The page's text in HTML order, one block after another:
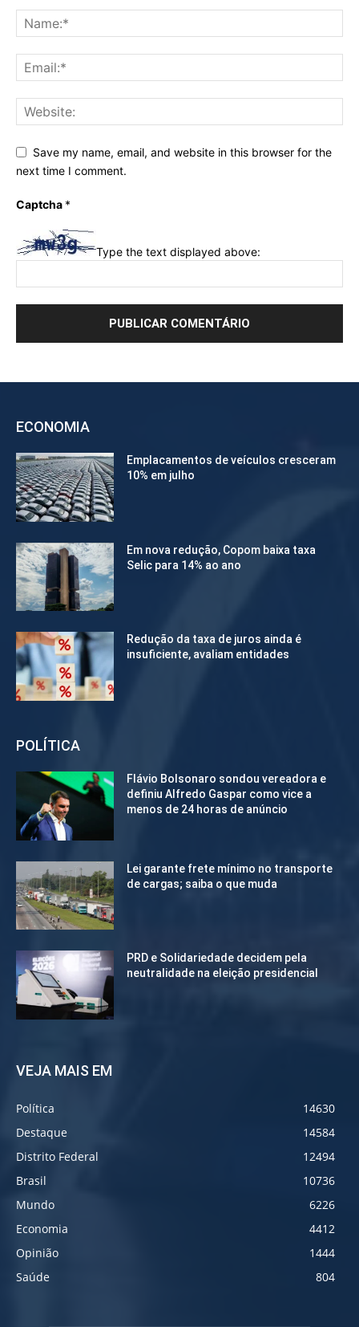
Save my name, email, and website in this browser for the
next time I comment.
Captcha *
Type the text displayed above:
ECONOMIA
Emplacamentos de veículos cresceram
10% em julho
Em nova redução, Copom baixa taxa
Selic para 14% ao ano
Redução da taxa de juros ainda é
insuficiente, avaliam entidades
POLÍTICA
Flávio Bolsonaro sondou vereadora e
definiu Alfredo Gaspar como vice a
menos de 24 horas de anúncio
Lei garante frete mínimo no transporte
de cargas; saiba o que muda
PRD e Solidariedade decidem pela
neutralidade na eleição presidencial
VEJA MAIS EM
Política
14630
Destaque
14584
Distrito Federal
12494
Brasil
10736
Mundo
6226
Economia
4412
Opinião
1444
Saúde
804